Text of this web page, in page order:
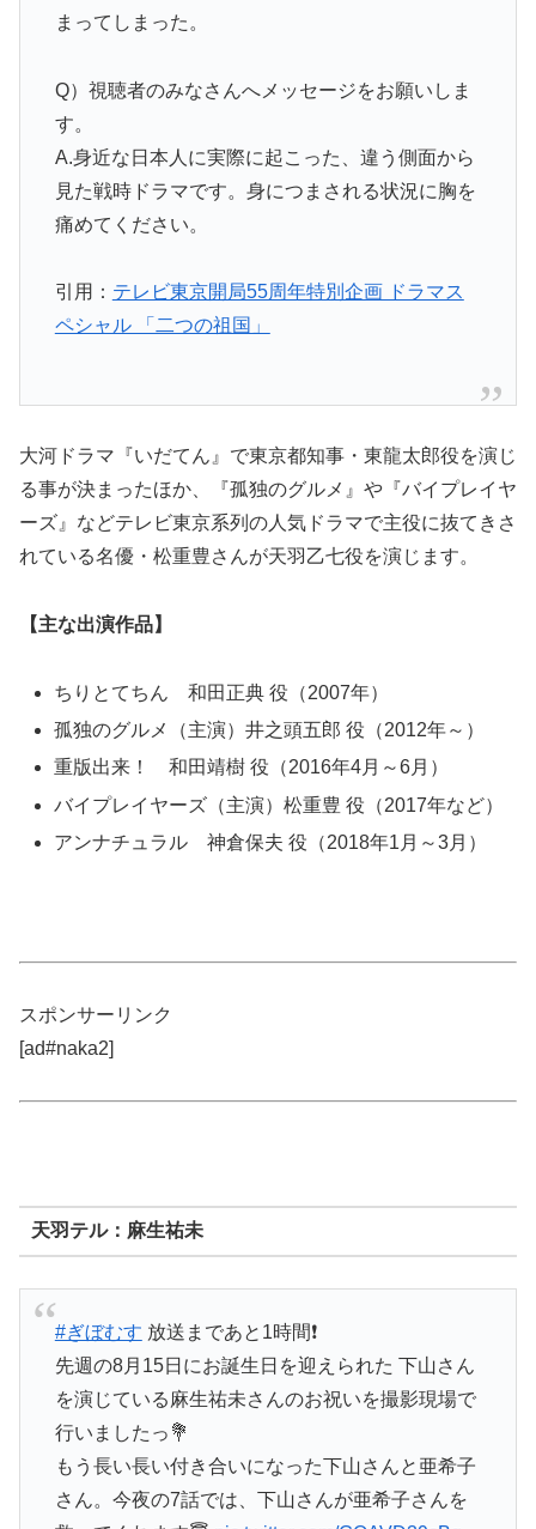
まってしまった。
Q）視聴者のみなさんへメッセージをお願いしま
す。
A.身近な日本人に実際に起こった、違う側面から
見た戦時ドラマです。身につまされる状況に胸を
痛めてください。
引用： テレビ東京開局55周年特別企画 ドラマス
ペシャル 「二つの祖国」
大河ドラマ『いだてん』で東京都知事・東龍太郎役を演じ
る事が決まったほか、『孤独のグルメ』や『バイプレイヤ
ーズ』などテレビ東京系列の人気ドラマで主役に抜てきさ
れている名優・松重豊さんが天羽乙七役を演じます。
【主な出演作品】
ちりとてちん 和田正典 役（2007年）
孤独のグルメ（主演）井之頭五郎 役（2012年～）
重版出来！ 和田靖樹 役（2016年4月～6月）
バイプレイヤーズ（主演）松重豊 役（2017年など）
アンナチュラル 神倉保夫 役（2018年1月～3月）
スポンサーリンク
[ad#naka2]
天羽テル：麻生祐未
#ぎぼむす 放送まであと1時間❗️
先週の8月15日にお誕生日を迎えられた 下山さん
を演じている麻生祐未さんのお祝いを撮影現場で
行いましたっ💐
もう長い長い付き合いになった下山さんと亜希子
さん。今夜の7話では、下山さんが亜希子さんを